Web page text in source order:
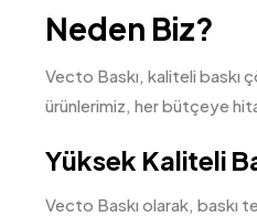
Neden Biz?
Vecto Baskı, kaliteli baskı
ürünlerimiz, her bütçeye
Yüksek Kaliteli
Vecto Baskı olarak, baskı